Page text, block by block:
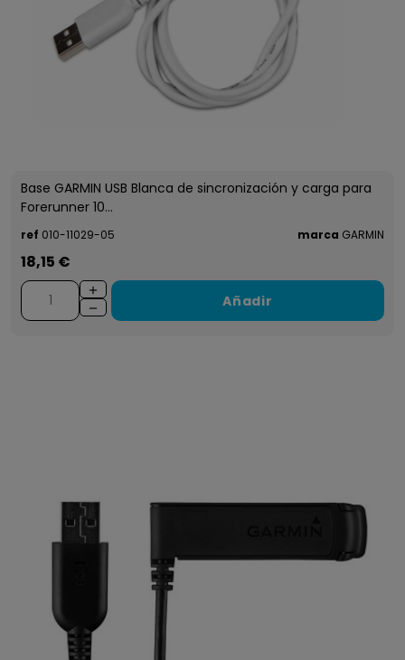
Base GARMIN USB Blanca de sincronización y carga para
Forerunner 10...
ref 010-11029-05 marca GARMIN
18,15 €
Añadir